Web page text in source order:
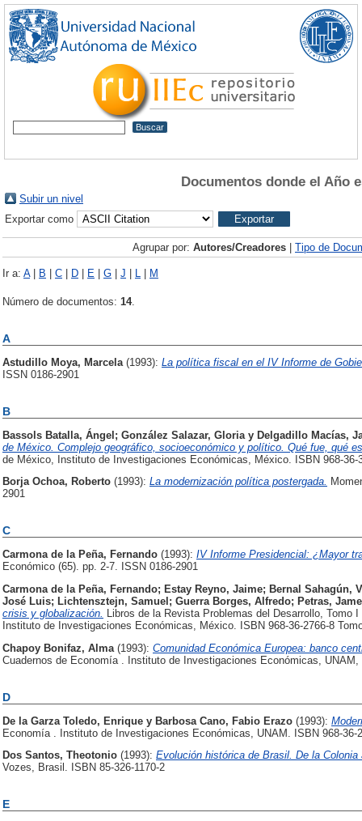
Documentos donde el Año
Subir un nivel
Exportar como
Agrupar por: Autores/Creadores Tipo de
Ir a: A| B C D E G J L M
Número de documentos: 14.
A
Astudillo Moya, Marcela (1993): La política fiscal en el IV Informe de
ISSN 0186-2901
B
Bassols Batalla, Ángel; González Salazar, Gloria y Delgadillo Macías,
de México. Complejo geográfico, socioeconómico y político. Qué fue, qué
de México, Instituto de Investigaciones Económicas, México. ISBN 968-36-
Borja Ochoa, Roberto (1993): La modernización política postergada.
2901
C
Carmona de la Peña, Fernando (1993): IV Informe Presidencial: ¿Mayor
Económico (65). pp. 2-7. ISSN 0186-2901
Carmona de la Peña, Fernando; Estay Reyno, Jaime; Bernal Sahagún,
José Luis; Lichtensztejn, Samuel ; Guerra Borges, Alfredo; Petras,
crisis y globalización.
Libros de la Revista Problemas del Desarrollo, Tomo
Instituto de Investigaciones Económicas, México. ISBN 968-36-2766-8
Chapoy Bonifaz, Alma (1993): Comunidad Económica Europea: banco
Cuadernos de Economía . Instituto de Investigaciones Económicas,
D
De la Garza Toledo, Enrique y Barbosa Cano, Fabio Erazo (1993):
Economía . Instituto de Investigaciones Económicas, UNAM. ISBN 968-36-
Dos Santos, Theotonio (1993): Evolución histórica de Brasil. De la
Vozes, Brasil. ISBN 85-326-1170-2
E